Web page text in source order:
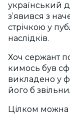
український
з’явився з
стрічкою у
наслідків.
Хоч сержант
кимось був
викладено у
його б
Цілком можна